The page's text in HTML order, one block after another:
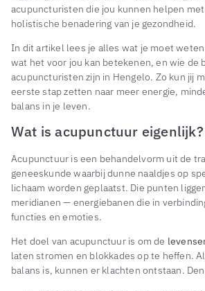
acupuncturisten die jou kunnen helpen
holistische benadering van je gezondheid.
In dit artikel lees je alles wat je moet
wat het voor jou kan betekenen, en wie de
acupuncturisten zijn in Hengelo. Zo kun jij
eerste stap zetten naar meer energie,
balans in je leven.
Wat is acupunctuur eigenlijk?
Acupunctuur is een behandelvorm uit de
geneeskunde waarbij dunne naaldjes op
lichaam worden geplaatst. Die punten
meridianen — energiebanen die in
functies en emoties.
Het doel van acupunctuur is om de
laten stromen en blokkades op te heffen.
balans is, kunnen er klachten ontstaan.